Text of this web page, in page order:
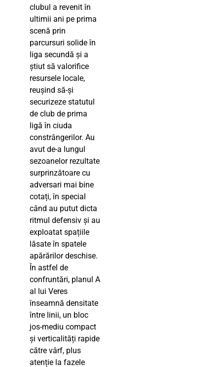
clubul a revenit în
ultimii ani pe prima
scenă prin
parcursuri solide în
liga secundă și a
știut să valorifice
resursele locale,
reușind să-și
securizeze statutul
de club de prima
ligă în ciuda
constrângerilor. Au
avut de-a lungul
sezoanelor rezultate
surprinzătoare cu
adversari mai bine
cotați, în special
când au putut dicta
ritmul defensiv și au
exploatat spațiile
lăsate în spatele
apărărilor deschise.
În astfel de
confruntări, planul A
al lui Veres
înseamnă densitate
între linii, un bloc
jos-mediu compact
și verticalități rapide
către vârf, plus
atenție la fazele